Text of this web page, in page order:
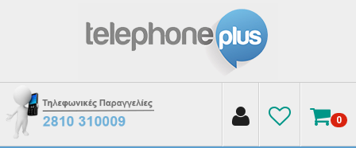
0